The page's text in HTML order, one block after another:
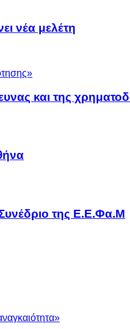
νέα μελέτη
και της
της Ε.Ε.Φα.Μ